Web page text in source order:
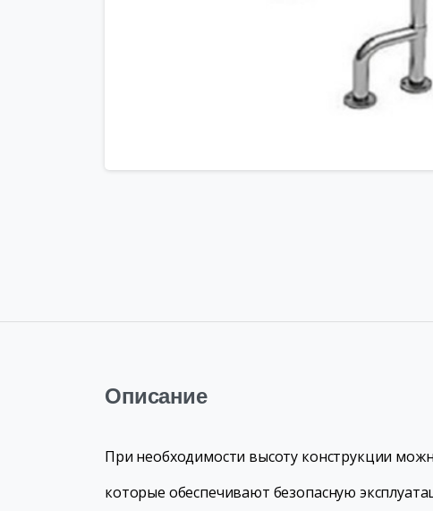
Описание
При необходимости высоту конструкции
которые обеспечивают безопасную